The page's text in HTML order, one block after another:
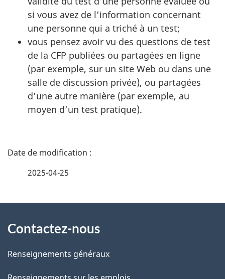
si vous avez de l’information concernant
une personne qui a triché à un test;
vous pensez avoir vu des questions de test
de la CFP publiées ou partagées en ligne
(par exemple, sur un site Web ou dans une
salle de discussion privée), ou partagées
d’une autre manière (par exemple, au
moyen d’un test pratique).
D
i
l
2025-04-25
propos
de
Contactez-nous
Renseignements généraux